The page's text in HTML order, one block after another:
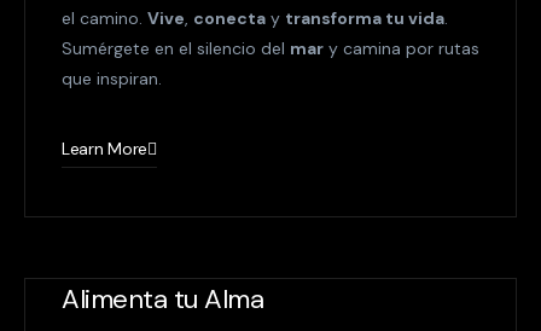
el camino. Vive, conecta y transforma tu vida.
Sumérgete en el silencio del mar y camina por rutas
que inspiran.
Learn More
Alimenta tu Alma